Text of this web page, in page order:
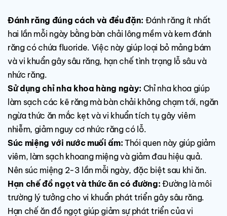
Đánh răng đúng cách và đều đặn: Đánh răng ít nhất
hai lần mỗi ngày bằng bàn chải lông mềm và kem đánh
răng có chứa fluoride. Việc này giúp loại bỏ mảng bám
và vi khuẩn gây sâu răng, hạn chế tình trạng lỗ sâu và
nhức răng.
Sử dụng chỉ nha khoa hàng ngày: Chỉ nha khoa giúp
làm sạch các kẽ răng mà bàn chải không chạm tới, ngăn
ngừa thức ăn mắc kẹt và vi khuẩn tích tụ gây viêm
nhiễm, giảm nguy cơ nhức răng có lỗ.
Súc miệng với nước muối ấm:Thói quen này giúp giảm
viêm, làm sạch khoang miệng và giảm đau hiệu quả.
Nên súc miệng 2-3 lần mỗi ngày, đặc biệt sau khi ăn.
Hạn chế đồ ngọt và thức ăn có đường: Đường là môi
trường lý tưởng cho vi khuẩn phát triển gây sâu răng.
Hạn chế ăn đồ ngọt giúp giảm sự phát triển của vi